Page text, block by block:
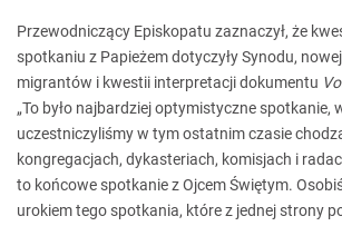
Przewodniczący Episkopatu zaznaczył, że
spotkaniu z Papieżem dotyczyły Synodu,
migrantów i kwestii interpretacji dokumentu
„To było najbardziej optymistyczne spotkanie,
uczestniczyliśmy w tym ostatnim czasie
kongregacjach, dykasteriach, komisjach i
to końcowe spotkanie z Ojcem Świętym.
urokiem tego spotkania, które z jednej strony